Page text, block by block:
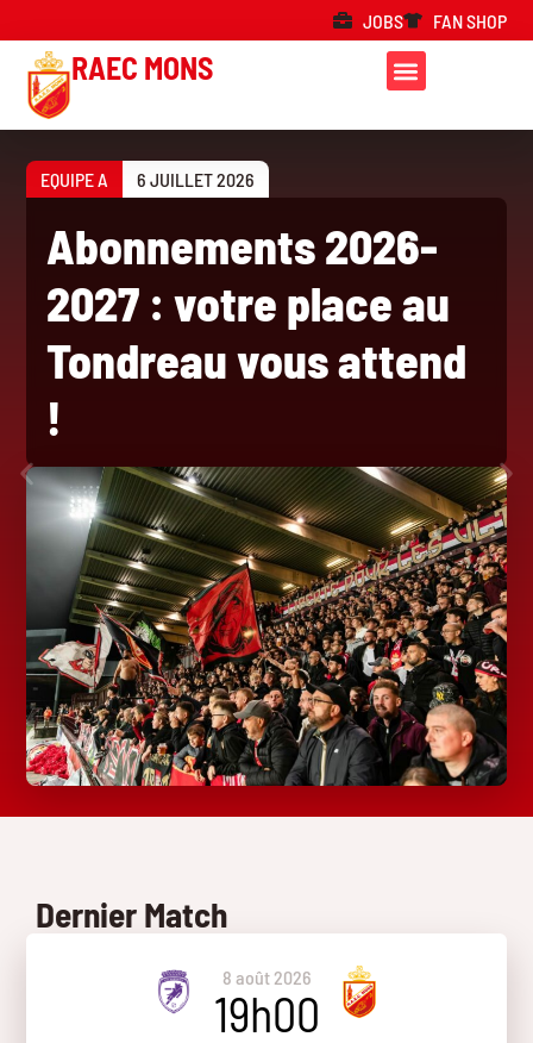
JOBS FAN SHOP
RAEC MONS
EQUIPE A 6 JUILLET 2026
Abonnements 2026-
2027 : votre place au
Tondreau vous attend
!
Dernier Match
8 août 2026
19h00